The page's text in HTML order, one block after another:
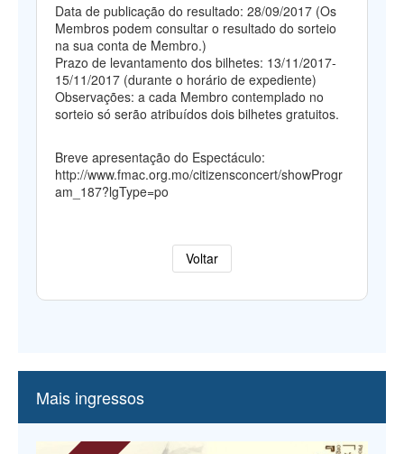
Data de publicação do resultado: 28/09/2017 (Os
Membros podem consultar o resultado do sorteio
na sua conta de Membro.)
Prazo de levantamento dos bilhetes: 13/11/2017-
15/11/2017 (durante o horário de expediente)
Observações: a cada Membro contemplado no
sorteio só serão atribuídos dois bilhetes gratuitos.
Breve apresentação do Espectáculo:
http://www.fmac.org.mo/citizensconcert/showProgr
am_187?lgType=po
Voltar
Mais ingressos